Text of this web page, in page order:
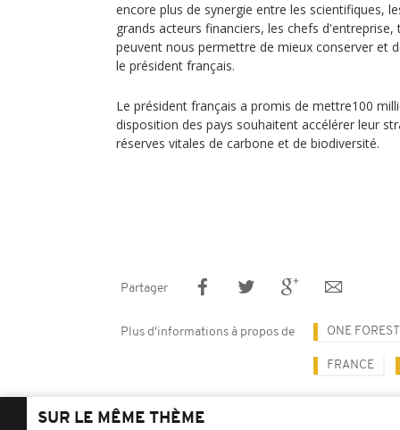
encore plus de synergie entre les scientifiques,
grands acteurs financiers, les chefs
peuvent nous permettre de mieux conserver et
le président français.
Le président français a promis de mettre100
disposition des pays souhaitent accélérer leur
réserves vitales de carbone et de biodiversité.
Partager
Plus d'informations à propos de ONE
FRANCE
SUR LE MÊME THÈME